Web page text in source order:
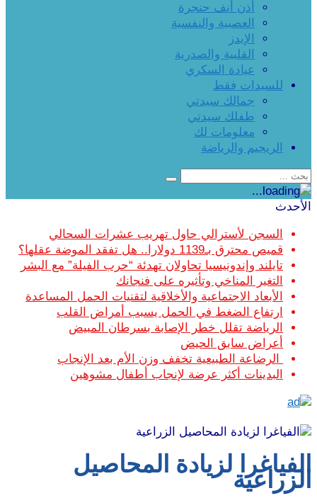
أذن أنف حنجرة
العصبية والنفسية
الإيدز
القلبية والصدرية
عيادة السكري
للسيدات فقط
جمالك سيدتي
طفلك سيدتي
معلومات لك
الريجيم والرياضة
الأحدث
السجن لأسترالي حاول تهريب عشرات السحالي
قميص محترق بـ1139 دولارا.. هل تفقد الموضة عقلها؟
تايلند وإندونيسيا تحاولان تهدئة “حرب الفيلة” مع البشر
التغير المناخي وتأثيره على فنجانك
الأبعاد الاجتماعية والأخلاقية لتقنيات الحمل المساعدة
ارتفاع الضغط في الحمل يسبب أمراض القلب
الرياضة تقلل خطر الإصابة بسرطان المبيض
أعراض سابق الحيض
الرضاعة الطبيعية تخفف وزن الأم بعد الإنجاب
البدينات أكثر عرضة لإنجاب أطفال مشوهين
الفياغرا لزيادة المحاصيل
الزراعية